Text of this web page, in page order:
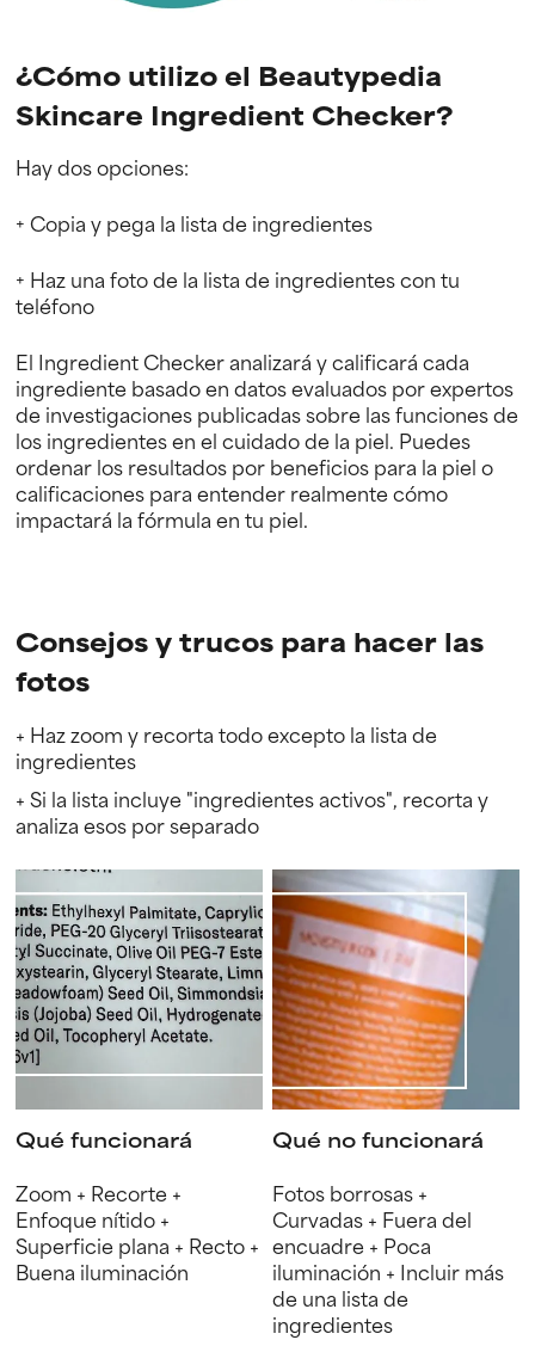
¿Cómo utilizo el Beautypedia
Skincare Ingredient Checker?
Hay dos opciones:
+Copia y pega la lista de ingredientes
+ Haz una foto de la lista de ingredientes con tu
teléfono
El Ingredient Checker analizará y calificará cada
ingrediente basado en datos evaluados por expertos
de investigaciones publicadas sobre las funciones de
los ingredientes en el cuidado de la piel. Puedes
ordenar los resultados por beneficios para la piel o
calificaciones para entender realmente cómo
impactará la fórmula en tu piel.
Consejos y trucos para hacer las
fotos
+ Haz zoom y recorta todo excepto la lista de
ingredientes
+ Si la lista incluye "ingredientes activos", recorta y
analiza esos por separado
Qué funcionará
Zoom + Recorte +
Enfoque nítido +
Superficie plana + Recto +
Buena iluminación
Qué no funcionará
Fotos borrosas +
Curvadas + Fuera del
encuadre + Poca
iluminación + Incluir más
de una lista de
ingredientes